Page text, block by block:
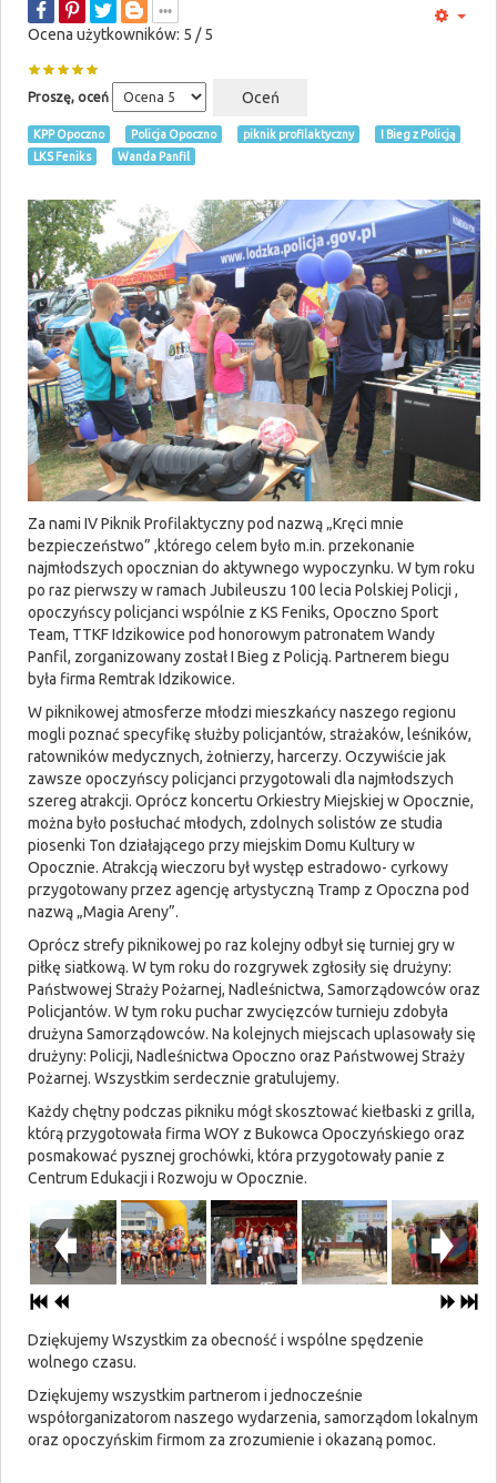
Ocena użytkowników: 5 /5
Proszę, oceń
KPP Opoczno Policja Opoczno piknik profilaktyczny
I Bieg z Policją
LKS Feniks
Wanda Panfil
Za nami IV Piknik Profilaktyczny pod nazwą „Kręci mnie
bezpieczeństwo” ,którego celem było m.in. przekonanie
najmłodszych opocznian do aktywnego wypoczynku. W tym roku
po raz pierwszy w ramach Jubileuszu 100 lecia Polskiej Policji ,
opoczyńscy policjanci wspólnie z KS Feniks, Opoczno Sport
Team, TTKF Idzikowice pod honorowym patronatem Wandy
Panfil, zorganizowany został I Bieg z Policją. Partnerem biegu
była firma Remtrak Idzikowice.
W piknikowej atmosferze młodzi mieszkańcy naszego regionu
mogli poznać specyfikę służby policjantów, strażaków, leśników,
ratowników medycznych, żołnierzy, harcerzy. Oczywiście jak
zawsze opoczyńscy policjanci przygotowali dla najmłodszych
szereg atrakcji. Oprócz koncertu Orkiestry Miejskiej w Opocznie,
można było posłuchać młodych, zdolnych solistów ze studia
piosenki Ton działającego przy miejskim Domu Kultury w
Opocznie. Atrakcją wieczoru był występ estradowo- cyrkowy
przygotowany przez agencję artystyczną Tramp z Opoczna pod
nazwą „Magia Areny”.
Oprócz strefy piknikowej po raz kolejny odbył się turniej gry w
piłkę siatkową. W tym roku do rozgrywek zgłosiły się drużyny:
Państwowej Straży Pożarnej, Nadleśnictwa, Samorządowców oraz
Policjantów. W tym roku puchar zwycięzców turnieju zdobyła
drużyna Samorządowców. Na kolejnych miejscach uplasowały się
drużyny: Policji, Nadleśnictwa Opoczno oraz Państwowej Straży
Pożarnej. Wszystkim serdecznie gratulujemy.
Każdy chętny podczas pikniku mógł skosztować kiełbaski z grilla,
którą przygotowała firma WOY z Bukowca Opoczyńskiego oraz
posmakować pysznej grochówki, która przygotowały panie z
Centrum Edukacji i Rozwoju w Opocznie.
Dziękujemy Wszystkim za obecność i wspólne spędzenie
wolnego czasu.
Dziękujemy wszystkim partnerom i jednocześnie
współorganizatorom naszego wydarzenia, samorządom lokalnym
oraz opoczyńskim firmom za zrozumienie i okazaną pomoc.